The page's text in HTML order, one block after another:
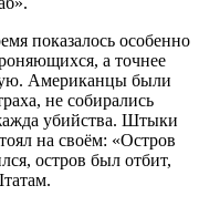
показалось особенно
а точнее
Американцы были
не собирались
убийства. Штыки
на своём: «Остров
остров был отбит,